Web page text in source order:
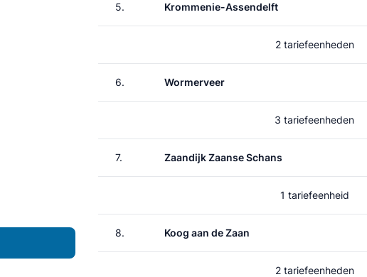
5. Krommenie-Assendelft
2 tariefeenheden
6. Wormerveer
3 tariefeenheden
7. Zaandijk Zaanse Schans
1 tariefeenheid
8. Koog aan de Zaan
2 tariefeenheden